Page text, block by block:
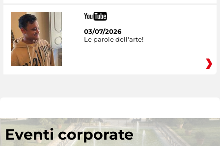
03/07/2026
Le parole dell'arte!
Eventi corporate